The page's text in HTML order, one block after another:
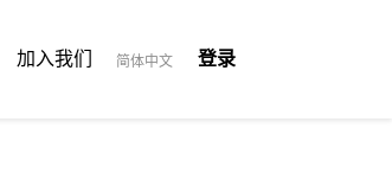
加入我们 简体中文 登录